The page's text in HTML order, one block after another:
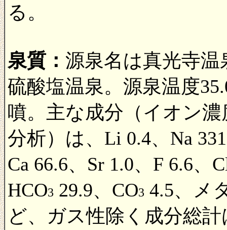
る。
泉質： 源泉名は真光寺
硫酸塩温泉。源泉温度
噴。主な成分（イオン濃
分析）は、Li 0.4、Na
Ca 66.6、Sr 1.0、F 6.6、
HCO3 29.9、CO3 4.5、メ
ど、ガス性除く成分総